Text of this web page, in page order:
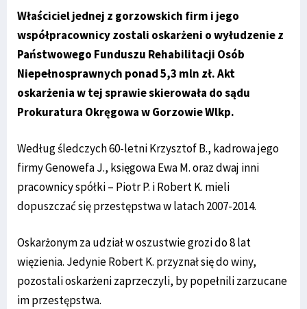
Właściciel jednej z gorzowskich firm i jego
współpracownicy zostali oskarżeni o wyłudzenie z
Państwowego Funduszu Rehabilitacji Osób
Niepełnosprawnych ponad 5,3 mln zł. Akt
oskarżenia w tej sprawie skierowała do sądu
Prokuratura Okręgowa w Gorzowie Wlkp.
Według śledczych 60-letni Krzysztof B., kadrowa jego
firmy Genowefa J., księgowa Ewa M. oraz dwaj inni
pracownicy spółki – Piotr P. i Robert K. mieli
dopuszczać się przestępstwa w latach 2007-2014.
Oskarżonym za udział w oszustwie grozi do 8 lat
więzienia. Jedynie Robert K. przyznał się do winy,
pozostali oskarżeni zaprzeczyli, by popełnili zarzucane
im przestępstwa.